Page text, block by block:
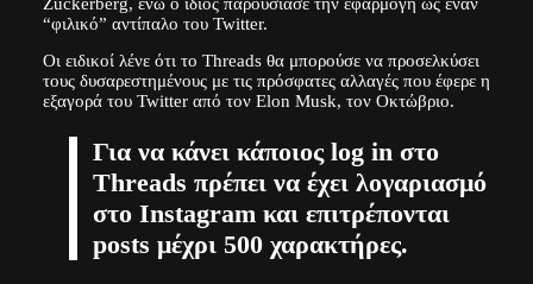
“φιλικό” αντίπαλο του Twitter.
Οι ειδικοί λένε ότι το Threads θα μπορούσε να προσελκύσει
τους δυσαρεστημένους με τις πρόσφατες αλλαγές που έφερε η
εξαγορά του Twitter από τον Elon Musk, τον Οκτώβριο.
Για να κάνει κάποιος log in στο
Threads πρέπει να έχει λογαριασμό
στο Instagram και επιτρέπονται
posts μέχρι 500 χαρακτήρες.